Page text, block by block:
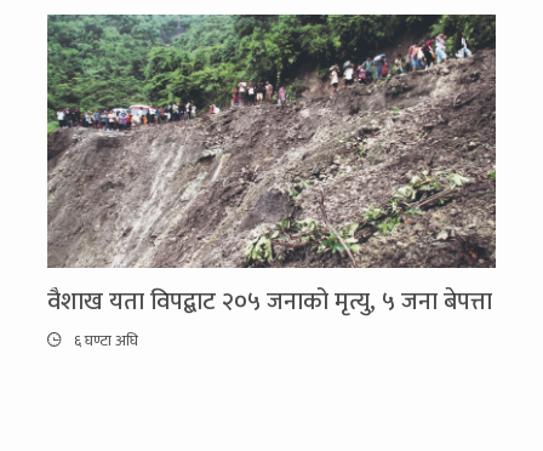
वैशाख यता विपद्बाट २०५ जनाको मृत्यु, ५ जना बेपत्ता
६ घण्टा अघि